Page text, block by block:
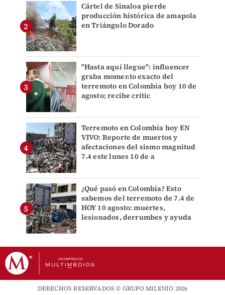
Cártel de Sinaloa pierde
producción histórica de amapola
en Triángulo Dorado
"Hasta aquí llegue": influencer
graba momento exacto del
terremoto en Colombia hoy 10 de
agosto; recibe crític
Terremoto en Colombia hoy EN
VIVO: Reporte de muertos y
afectaciones del sismo magnitud
7.4 este lunes 10 de a
¿Qué pasó en Colombia? Esto
sabemos del terremoto de 7.4 de
HOY 10 agosto: muertes,
lesionados, derrumbes y ayuda
DERECHOS RESERVADOS © GRUPO MILENIO 2026